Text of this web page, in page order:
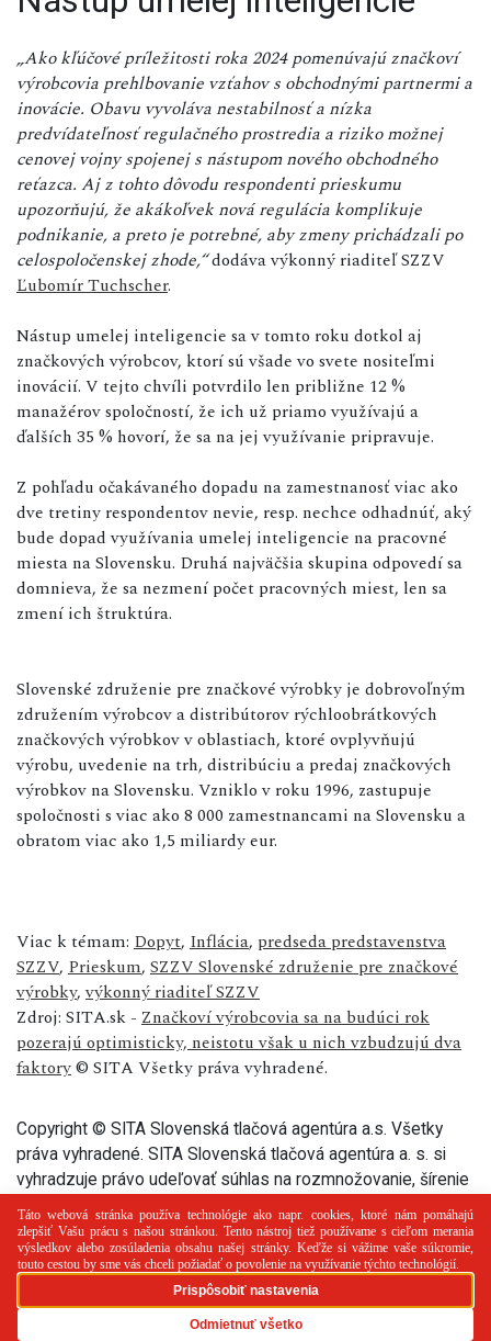
„Ako kľúčové príležitosti roka 2024 pomenúvajú značkoví
výrobcovia prehlbovanie vzťahov s obchodnými partnermi a
inovácie. Obavu vyvoláva nestabilnosť a nízka
predvídateľnosť regulačného prostredia a riziko možnej
cenovej vojny spojenej s nástupom nového obchodného
reťazca. Aj z tohto dôvodu respondenti prieskumu
upozorňujú, že akákoľvek nová regulácia komplikuje
podnikanie, a preto je potrebné, aby zmeny prichádzali po
celospoločenskej zhode,“dodáva výkonný riaditeľ SZZV
Ľubomír Tuchscher.
Nástup umelej inteligencie sa v tomto roku dotkol aj
značkových výrobcov, ktorí sú všade vo svete nositeľmi
inovácií. V tejto chvíli potvrdilo len približne 12 %
manažérov spoločností, že ich už priamo využívajú a
ďalších 35 % hovorí, že sa na jej využívanie pripravuje.
Z pohľadu očakávaného dopadu na zamestnanosť viac ako
dve tretiny respondentov nevie, resp. nechce odhadnúť, aký
bude dopad využívania umelej inteligencie na pracovné
miesta na Slovensku. Druhá najväčšia skupina odpovedí sa
domnieva, že sa nezmení počet pracovných miest, len sa
zmení ich štruktúra.
Slovenské združenie pre značkové výrobky je dobrovoľným
združením výrobcov a distribútorov rýchloobrátkových
značkových výrobkov v oblastiach, ktoré ovplyvňujú
výrobu, uvedenie na trh, distribúciu a predaj značkových
výrobkov na Slovensku. Vzniklo v roku 1996, zastupuje
spoločnosti s viac ako 8 000 zamestnancami na Slovensku a
obratom viac ako 1,5 miliardy eur.
Viac k témam: Dopyt, Inflácia, predseda predstavenstva
SZZV, Prieskum, SZZV Slovenské združenie pre značkové
výrobky,výkonný riaditeľ SZZV
Zdroj: SITA.sk - Značkoví výrobcovia sa na budúci rok
pozerajú optimisticky, neistotu však u nich vzbudzujú dva
faktory© SITA Všetky práva vyhradené.
Copyright © SITA Slovenská tlačová agentúra a.s. Všetky
práva vyhradené. SITA Slovenská tlačová agentúra a. s. si
vyhradzuje právo udeľovať súhlas na rozmnožovanie, šírenie
a na verejný prenos tohto článku a jeho častí.